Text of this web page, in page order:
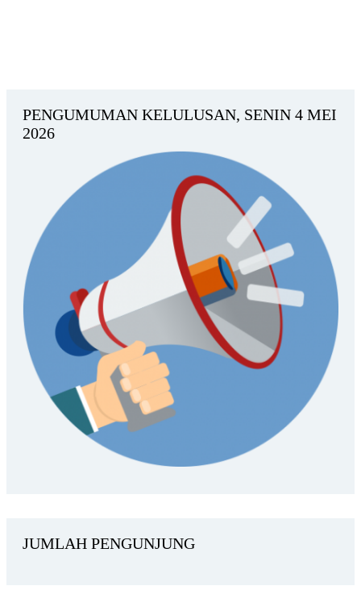
PENGUMUMAN KELULUSAN, SENIN 4 MEI
2026
JUMLAH PENGUNJUNG